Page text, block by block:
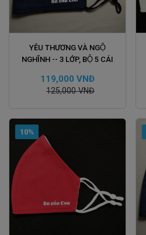
ĐẶT HÀNG
YÊU THƯƠNG VÀ NGỘ
NGHĨNH -- 3 LỚP, BỘ 5 CÁI
119,000 VNĐ
125,000 VNĐ
10%